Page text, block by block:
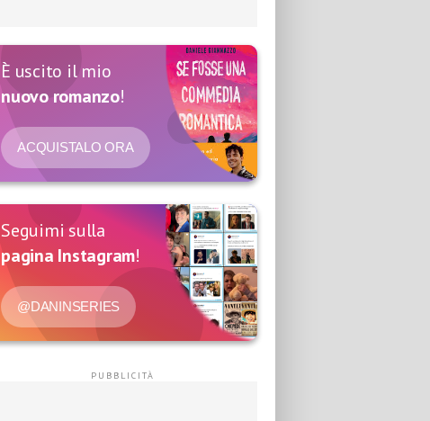
È uscito il mio
nuovo romanzo!
ACQUISTALO ORA
Seguimi sulla
pagina Instagram!
@DANINSERIES